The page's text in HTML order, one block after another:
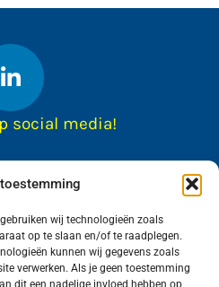
wij technologieën zoals
op te slaan en/of te raadplegen.
kunnen wij gegevens zoals
verwerken. Als je geen toestemming
dit een nadelige invloed hebben op
social media!